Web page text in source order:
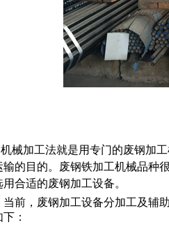
械加工法就是用专门的废钢加工
输的目的。废钢铁加工机械品种
用合适的废钢加工设备。
前，废钢加工设备分加工及辅助
下：